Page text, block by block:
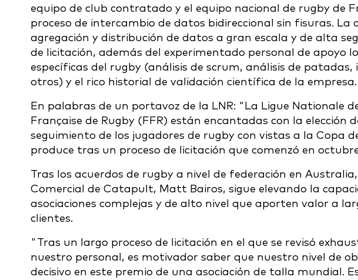
equipo de club contratado y el equipo nacional de rugby de
proceso de intercambio de datos bidireccional sin fisuras.
agregación y distribución de datos a gran escala y de alta
de licitación, además del experimentado personal de apoyo
específicas del rugby (análisis de scrum, análisis de
otros) y el rico historial de validación científica de la empresa.
En palabras de un portavoz de la LNR: "La Ligue Nationale
Française de Rugby (FFR) están encantadas con la elección
seguimiento de los jugadores de rugby con vistas a la Copa
produce tras un proceso de licitación que comenzó en
Tras los acuerdos de rugby a nivel de federación en
Comercial de Catapult, Matt Bairos, sigue elevando la
asociaciones complejas y de alto nivel que aporten valor a
clientes.
"Tras un largo proceso de licitación en el que se revisó
nuestro personal, es motivador saber que nuestro nivel de
decisivo en este premio de una asociación de talla mundial.